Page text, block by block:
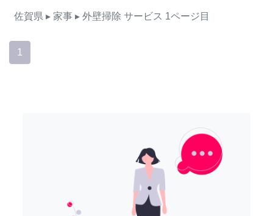
佐賀県 ▸ 家事 ▸ 外壁掃除 サービス 1ページ目
1